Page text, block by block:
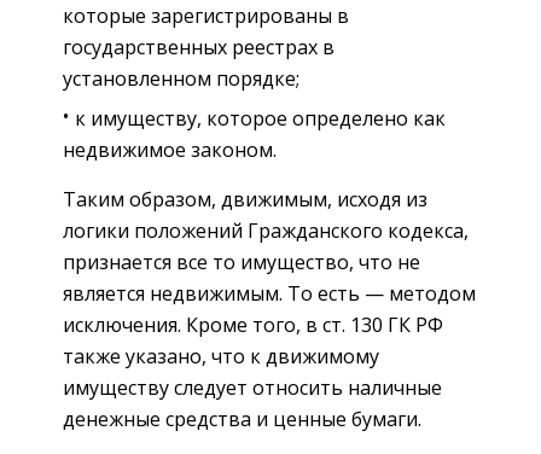
которые зарегистрированы в
государственных реестрах в
установленном порядке;
к имуществу, которое определено как
недвижимое законом.
Таким образом, движимым, исходя из
логики положений Гражданского кодекса,
признается все то имущество, что не
является недвижимым. То есть — методом
исключения. Кроме того, в ст. 130 ГК РФ
также указано, что к движимому
имуществу следует относить наличные
денежные средства и ценные бумаги.